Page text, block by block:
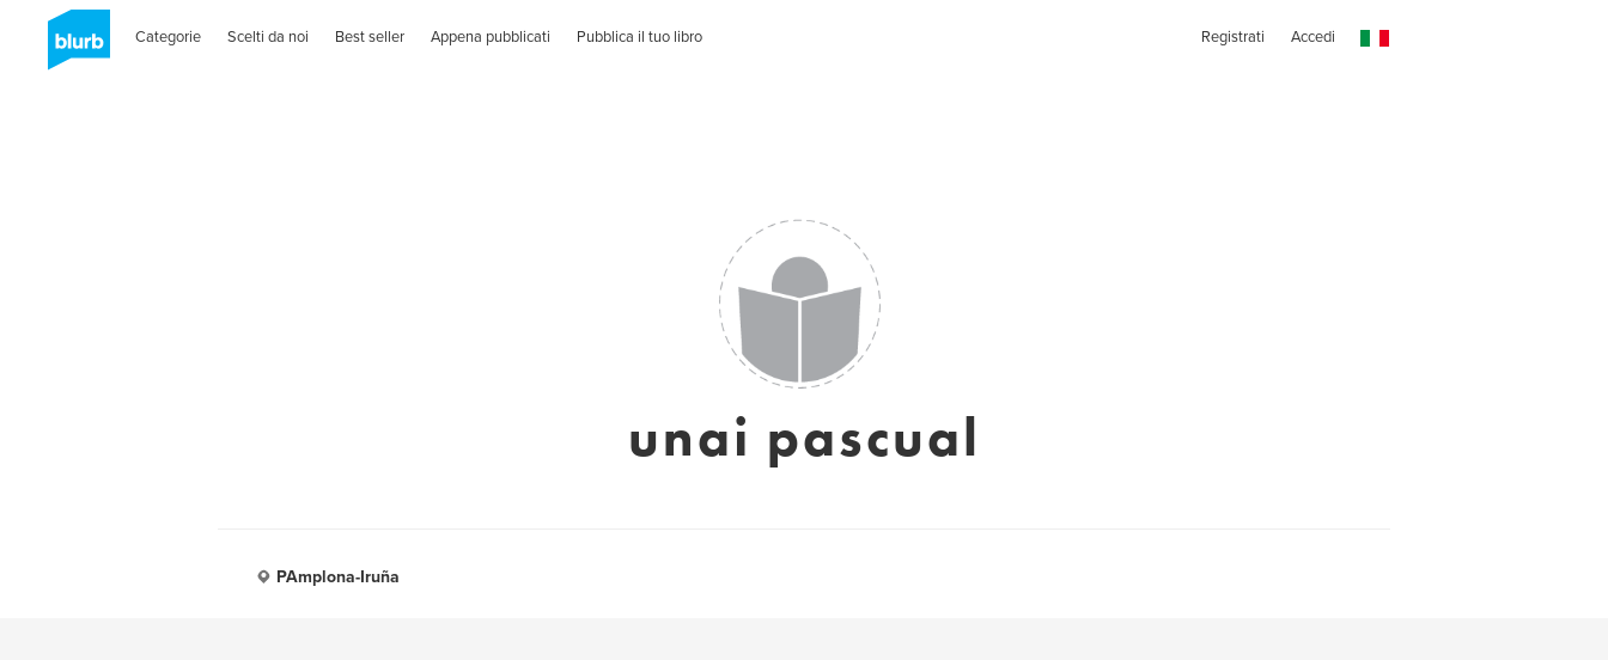
Categorie Scelti da noi Best seller Appena pubblicati Pubblica il tuo libro Registrati Accedi
unai pascual
PAmplona-Iruña